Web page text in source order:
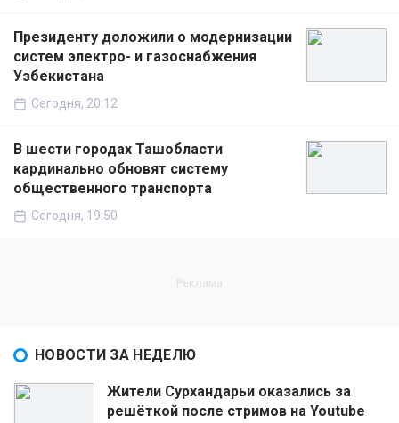
Президенту доложили о модернизации
систем электро- и газоснабжения
Узбекистана
Сегодня, 20:12
В шести городах Ташобласти
кардинально обновят систему
общественного транспорта
Сегодня, 19:50
НОВОСТИ ЗА НЕДЕЛЮ
Жители Сурхандарьи оказались за
решёткой после стримов на Youtube